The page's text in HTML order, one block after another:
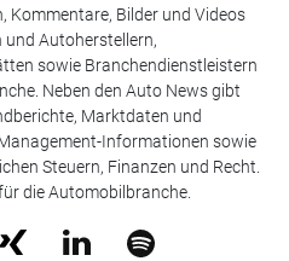
Bilder und Videos
Autoherstellern,
sowie Branchendienstleistern
Neben den Auto News gibt
Marktdaten und
Informationen sowie
Steuern, Finanzen und Recht.
die Automobilbranche.